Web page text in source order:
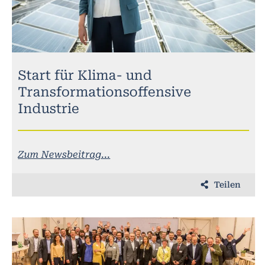
Start für Klima- und
Transformationsoffensive
Industrie
Zum Newsbeitrag...
Teilen